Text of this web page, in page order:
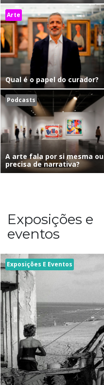
Arte
Qual é o papel do curador?
Podcasts
A arte fala por si mesma ou
precisa de narrativa?
Exposições e
eventos
Exposições E Eventos